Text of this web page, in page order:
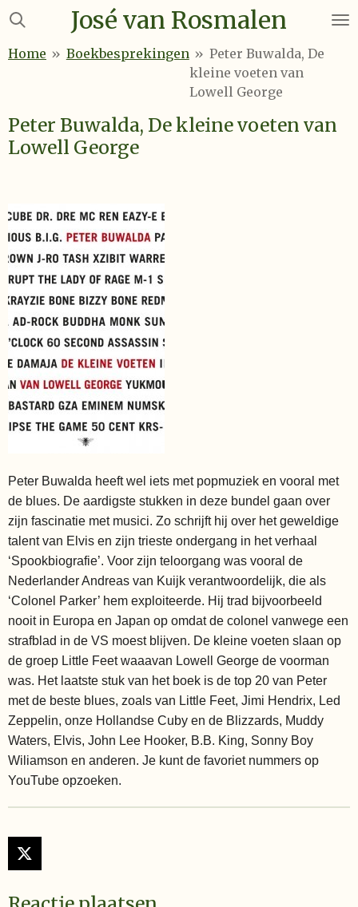
Ga
naar
José van Rosmalen
Home » Boekbesprekingen » Peter Buwalda, De
kleine voeten van
Lowell George
Peter Buwalda, De kleine voeten van
Lowell George
Peter Buwalda heeft wel iets met popmuziek en vooral met
de blues. De aardigste stukken in deze bundel gaan over
zijn fascinatie met musici. Zo schrijft hij over het geweldige
talent van Elvis en zijn trieste ondergang in het verhaal
‘Spookbiografie’. Voor zijn teloorgang was vooral de
Nederlander Andreas van Kuijk verantwoordelijk, die als
‘Colonel Parker’ hem exploiteerde. Hij trad bijvoorbeeld
nooit in Europa en Japan op omdat de colonel vanwege een
strafblad in de VS moest blijven. De kleine voeten slaan op
de groep Little Feet waaavan Lowell George de voorman
was. Het laatste stuk van het boek is de top 20 van Peter
met de beste blues, zoals van Little Feet, Jimi Hendrix, Led
Zeppelin, onze Hollandse Cuby en de Blizzards, Muddy
Waters, Elvis, John Lee Hooker, B.B. King, Sonny Boy
Wiliamson en anderen. Je kunt de favoriet nummers op
YouTube opzoeken.
X